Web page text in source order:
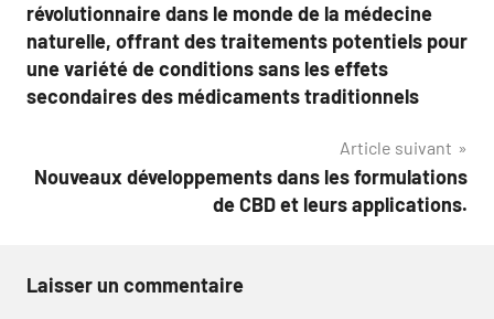
l’article
révolutionnaire dans le monde de la médecine
naturelle, offrant des traitements potentiels pour
une variété de conditions sans les effets
secondaires des médicaments traditionnels
Article suivant
Nouveaux développements dans les formulations
de CBD et leurs applications.
Laisser un commentaire